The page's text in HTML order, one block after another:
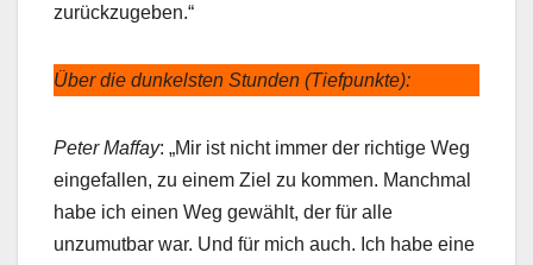
zurückzugeben.“
Über die dunkelsten Stunden (Tiefpunkte):
Peter Maffay: „Mir ist nicht immer der richtige Weg
eingefallen, zu einem Ziel zu kommen. Manchmal
habe ich einen Weg gewählt, der für alle
unzumutbar war. Und für mich auch. Ich habe eine